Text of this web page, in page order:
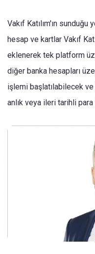
Vakıf Katılım'ın
hesap ve kartlar Vakıf
eklenerek tek platform
diğer banka hesapları
işlemi başlatılabilecek ve
anlık veya ileri tarihli